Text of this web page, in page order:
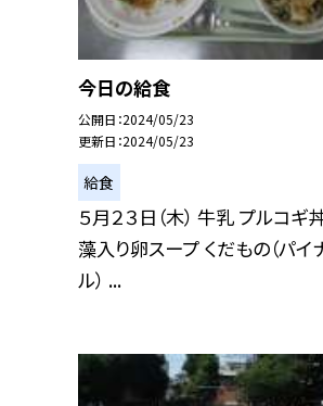
今日の給食
公開日 2024/05/23
更新日 2024/05/23
給食
５月２３日（木） 牛乳 プルコギ
藻入り卵スープ くだもの（パイ
ル） ...